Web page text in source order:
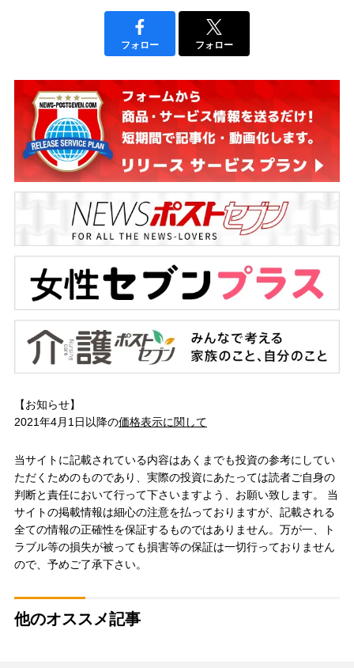
フォロー フォロー
【お知らせ】
2021年4月1日以降の価格表示に関して
当サイトに記載されている内容はあくまでも投資の参考にしてい
ただくためのものであり、実際の投資にあたっては読者ご自身の
判断と責任において行って下さいますよう、お願い致します。 当
サイトの掲載情報は細心の注意を払っておりますが、記載される
全ての情報の正確性を保証するものではありません。万が一、ト
ラブル等の損失が被っても損害等の保証は一切行っておりません
ので、予めご了承下さい。
他のオススメ記事